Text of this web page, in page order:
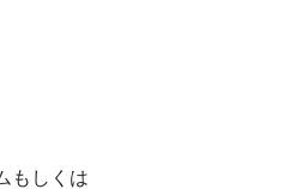
もしくは